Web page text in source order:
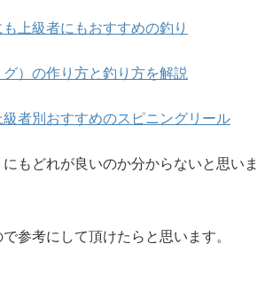
も上級者にもおすすめの釣り
グ）の作り方と釣り方を解説
級者別おすすめのスピニングリール
もどれが良いのか分からないと思いま
参考にして頂けたらと思います。